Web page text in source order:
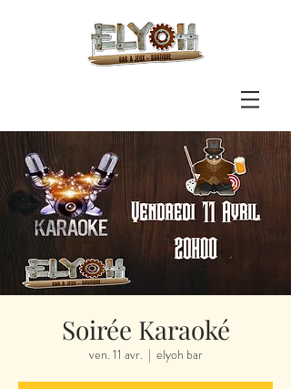
Soirée Karaoké
ven. 11 avr.
  |
elyoh bar